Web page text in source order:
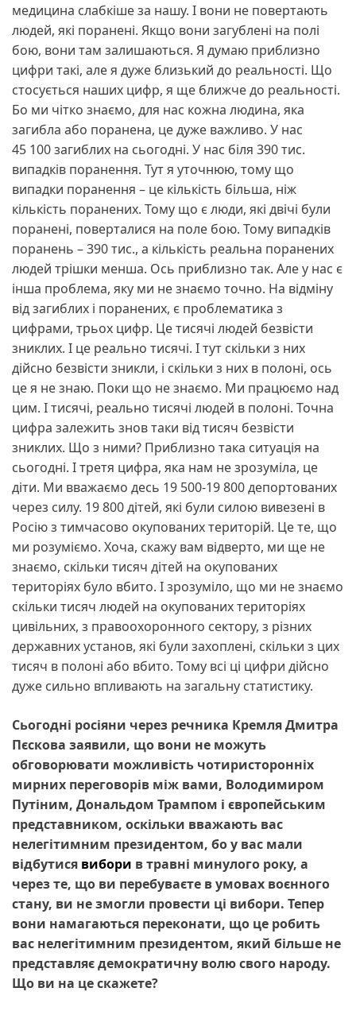
медицина слабкіше за нашу. І вони не повертають
людей, які поранені. Якщо вони загублені на полі
бою, вони там залишаються. Я думаю приблизно
цифри такі, але я дуже близький до реальності. Що
стосується наших цифр, я ще ближче до реальності.
Бо ми чітко знаємо, для нас кожна людина, яка
загибла або поранена, це дуже важливо. У нас
45 100 загиблих на сьогодні. У нас біля 390 тис.
випадків поранення. Тут я уточнюю, тому що
випадки поранення – це кількість більша, ніж
кількість поранених. Тому що є люди, які двічі були
поранені, поверталися на поле бою. Тому випадків
поранень – 390 тис., а кількість реальна поранених
людей трішки менша. Ось приблизно так. Але у нас є
інша проблема, яку ми не знаємо точно. На відміну
від загиблих і поранених, є проблематика з
цифрами, трьох цифр. Це тисячі людей безвісти
зниклих. І це реально тисячі. І тут скільки з них
дійсно безвісти зникли, і скільки з них в полоні, ось
це я не знаю. Поки що не знаємо. Ми працюємо над
цим. І тисячі, реально тисячі людей в полоні. Точна
цифра залежить знов таки від тисяч безвісти
зниклих. Що з ними? Приблизно така ситуація на
сьогодні. І третя цифра, яка нам не зрозуміла, це
діти. Ми вважаємо десь 19 500-19 800 депортованих
через силу. 19 800 дітей, які були силою вивезені в
Росію з тимчасово окупованих територій. Це те, що
ми розуміємо. Хоча, скажу вам відверто, ми ще не
знаємо, скільки тисяч дітей на окупованих
територіях було вбито. І зрозуміло, що ми не знаємо
скільки тисяч людей на окупованих територіях
цивільних, з правоохоронного сектору, з різних
державних установ, які були захоплені, скільки з цих
тисяч в полоні або вбито. Тому всі ці цифри дійсно
дуже сильно впливають на загальну статистику.
Сьогодні росіяни через речника Кремля Дмитра
Пєскова заявили, що вони не можуть
обговорювати можливість чотиристоронніх
мирних переговорів між вами, Володимиром
Путіним, Дональдом Трампом і європейським
представником, оскільки вважають вас
нелегітимним президентом, бо у вас мали
відбутися вибори в травні минулого року, а
через те, що ви перебуваєте в умовах воєнного
стану, ви не змогли провести ці вибори. Тепер
вони намагаються переконати, що це робить
вас нелегітимним президентом, який більше не
представляє демократичну волю свого народу.
Що ви на це скажете?